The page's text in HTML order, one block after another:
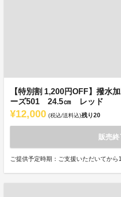
【特別割 1,200円OFF】撥水
ーズ501 24.5㎝ レッド
¥12,000 (税込/送料込)残り20
販売終
ご提供予定時期：ご支援いただいてから